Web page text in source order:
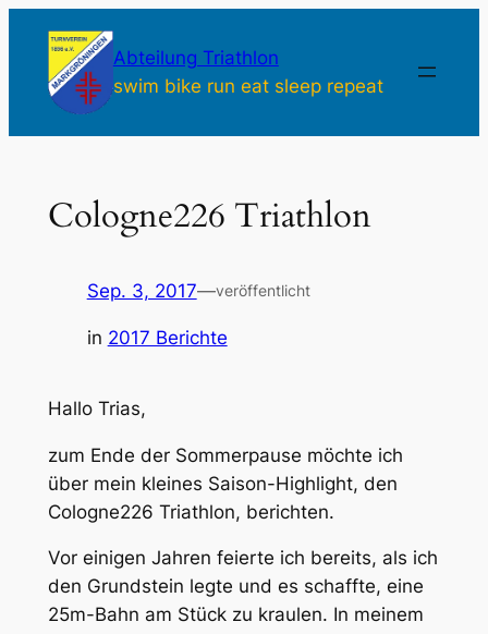
Inhalt
springen
Abteilung Triathlon
swim bike run eat sleep repeat
Cologne226 Triathlon
Sep. 3, 2017—veröffentlicht
in 2017 Berichte
Hallo Trias,
zum Ende der Sommerpause möchte ich
über mein kleines Saison-Highlight, den
Cologne226 Triathlon, berichten.
Vor einigen Jahren feierte ich bereits, als ich
den Grundstein legte und es schaffte, eine
25m-Bahn am Stück zu kraulen. In meinem